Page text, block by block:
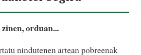
orduan...
nindutenen artean pobreenak